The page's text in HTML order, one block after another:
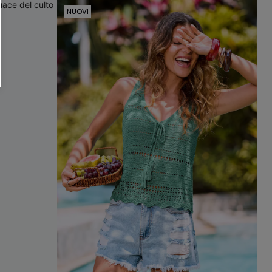
NUOVI
e-mail di marketing (compresi contenuti
i nostri Termini e condizioni . Potremmo
come i pixel presenti nelle
valutare il livello di coinvolgimento,
che potrebbero interessarti, il tutto
. Puoi annullare l'iscrizione in qualsiasi